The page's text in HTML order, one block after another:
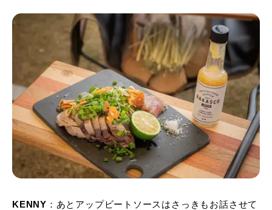
KENNY ：あとアップビートソースはさっきもお話させて